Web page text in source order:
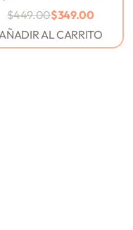
$449.00$349.00
AÑADIR AL CARRITO